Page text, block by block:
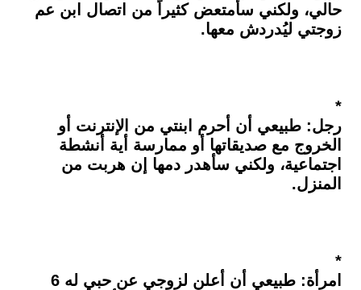
حالي، ولكني سأمتعض كثيراً من اتصال ابن عم
زوجتي ليُدردش معها.
*
رجل: طبيعي أن أحرم ابنتي من الإنترنت أو
الخروج مع صديقاتها أو ممارسة أية أنشطة
اجتماعية، ولكني سأهدر دمها إن هربت من
المنزل.
*
امرأة: طبيعي أن أعلن لزوجي عن حبي له 6